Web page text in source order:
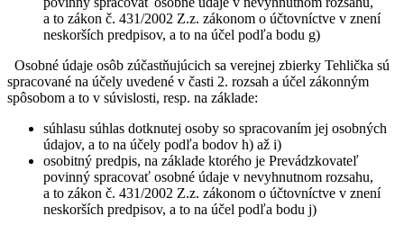
a to zákon č. 431/2002 Z.z. zákonom o účtovníctve v znení
neskorších predpisov, a to na účel podľa bodu g)
Osobné údaje osôb zúčastňujúcich sa verejnej zbierky Tehlička sú
spracované na účely uvedené v časti 2. rozsah a účel zákonným
spôsobom a to v súvislosti, resp. na základe:
súhlasu súhlas dotknutej osoby so spracovaním jej osobných
údajov, a to na účely podľa bodov h) až i)
osobitný predpis, na základe ktorého je Prevádzkovateľ
povinný spracovať osobné údaje v nevyhnutnom rozsahu,
a to zákon č. 431/2002 Z.z. zákonom o účtovníctve v znení
neskorších predpisov, a to na účel podľa bodu j)